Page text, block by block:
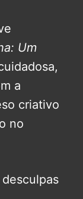
Um
a
criativo
no